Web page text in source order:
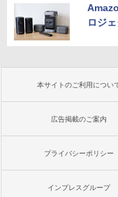
ロジ
本サイトのご利用につい
広告掲載のご案内
プライバシーポリシー
インプレスグループ